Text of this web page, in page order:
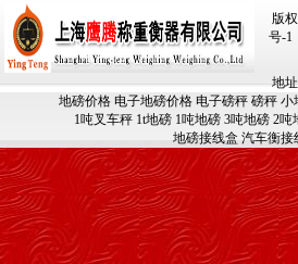
版
号-1
地址
地磅价格 电子地磅价格 电子磅秤 磅秤 小
1吨叉车秤 1t地磅 1吨地磅 3吨地磅 2吨
地磅接线盒 汽车衡接